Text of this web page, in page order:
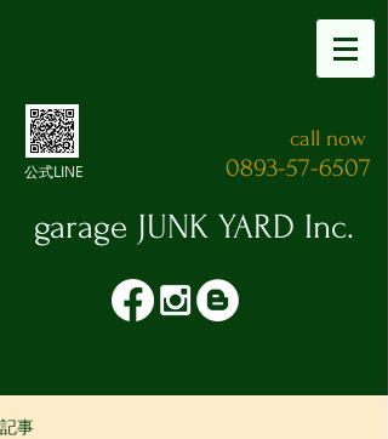
公式LINE
call now
0893-57-6507
garage JUNK YARD​ Inc.
記事